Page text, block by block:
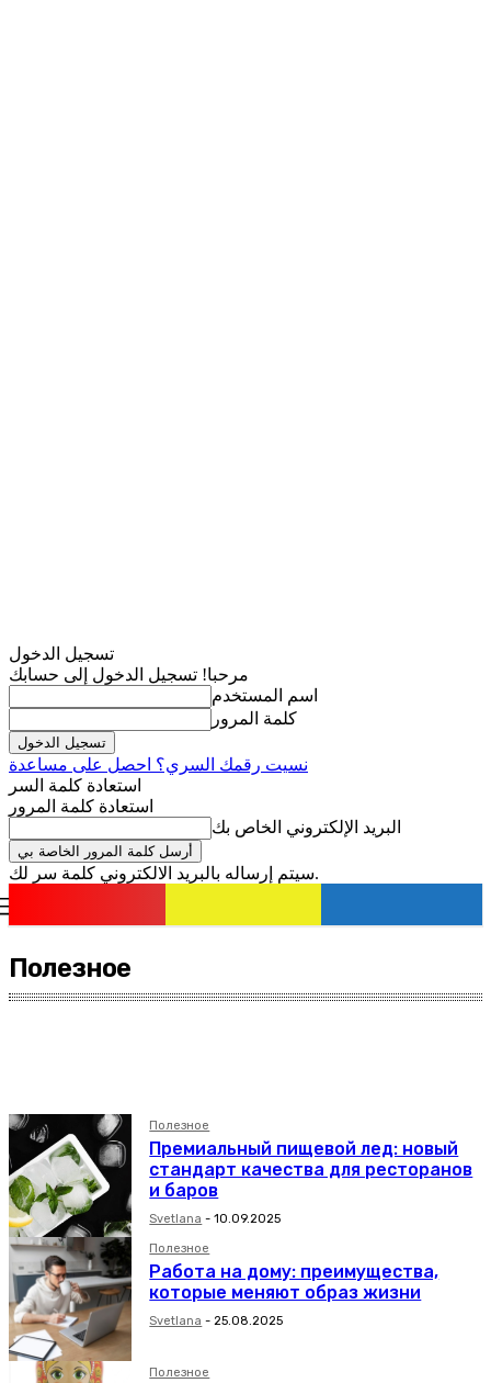
تسجيل الدخول
مرحبا! تسجيل الدخول إلى حسابك
اسم المستخدم
كلمة المرور
نسيت رقمك السري؟ احصل على مساعدة
استعادة كلمة السر
استعادة كلمة المرور
البريد الإلكتروني الخاص بك
سيتم إرساله بالبريد الالكتروني كلمة سر لك.
Полезное
Полезное
Премиальный пищевой лед: новый
стандарт качества для ресторанов
и баров
Svetlana - 10.09.2025
Полезное
Работа на дому: преимущества,
которые меняют образ жизни
Svetlana - 25.08.2025
Полезное